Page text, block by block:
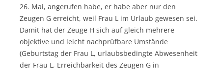
26. Mai, angerufen habe, er habe aber nur den
Zeugen G erreicht, weil Frau L im Urlaub gewesen sei.
Damit hat der Zeuge H sich auf gleich mehrere
objektive und leicht nachprüfbare Umstände
(Geburtstag der Frau L, urlaubsbedingte Abwesenheit
der Frau L, Erreichbarkeit des Zeugen G in